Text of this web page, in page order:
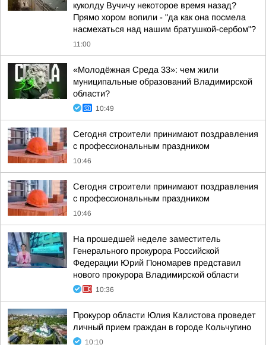
куколду Вучичу некоторое время назад?
Прямо хором вопили - "да как она посмела
насмехаться над нашим братушкой-сербом"?
11:00
«Молодёжная Среда 33»: чем жили
муниципальные образований Владимирской
области?
10:49
Сегодня строители принимают поздравления
с профессиональным праздником
10:46
Сегодня строители принимают поздравления
с профессиональным праздником
10:46
На прошедшей неделе заместитель
Генерального прокурора Российской
Федерации Юрий Пономарев представил
нового прокурора Владимирской области
10:36
Прокурор области Юлия Калистова проведет
личный прием граждан в городе Кольчугино
10:10